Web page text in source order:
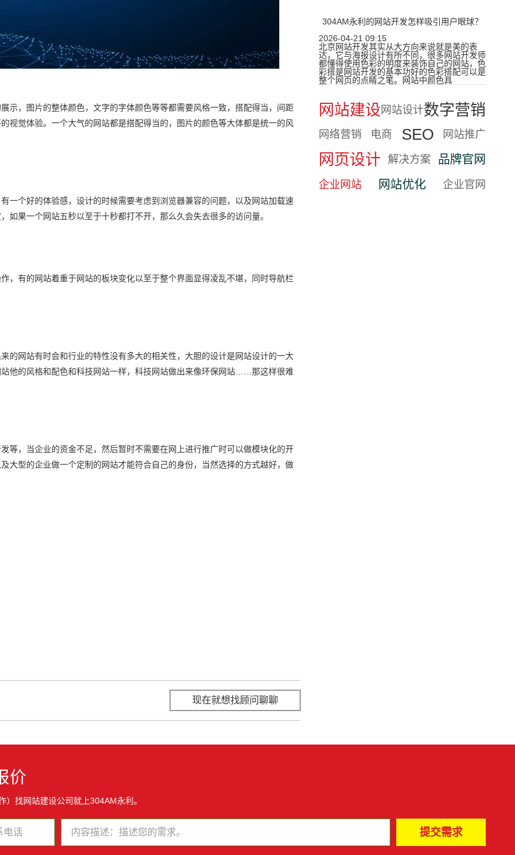
304AM永利的网站开发怎样吸引用户眼球？
2026-04-21 09:15
北京网站开发其实从大方向来说就是美的表
达，它与海报设计有所不同，很多网站开发师
都懂得使用色彩的明度来装饰自己的网站，色
彩搭是网站开发的基本功好的色彩搭配可以是
整个网页的点睛之笔。网站中颜色具
网站建设 网站设计数字营销
网络营销 电商 SEO 网站推广
网页设计 解决方案 品牌官网
企业网站 网站优化 企业官网
示，图片的整体颜色，文字的字体颜色等等都需要风格一致，搭配得当，间距
视觉体验。一个大气的网站都是搭配得当的，图片的颜色等大体都是统一的风
一个好的体验感，设计的时候需要考虑到浏览器兼容的问题，以及网站加载速
果一个网站五秒以至于十秒都打不开，那么久会失去很多的访问量。
，有的网站着重于网站的板块变化以至于整个界面显得凌乱不堪，同时导航栏
的网站有时会和行业的特性没有多大的相关性，大胆的设计是网站设计的一大
他的风格和配色和科技网站一样，科技网站做出来像环保网站……那这样很难
等，当企业的资金不足，然后暂时不需要在网上进行推广时可以做模块化的开
大型的企业做一个定制的网站才能符合自己的身份，当然选择的方式越好，做
现在就想找顾问聊聊
价
找网站建设公司就上304AM永利。